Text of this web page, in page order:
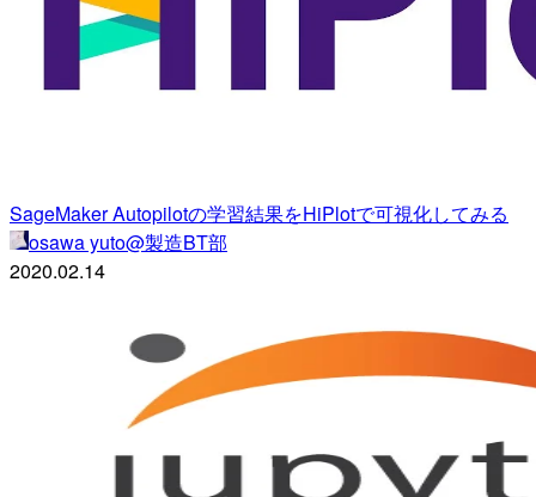
SageMaker Autopilotの学習結果をHiPlotで可視化してみる
osawa yuto@製造BT部
2020.02.14